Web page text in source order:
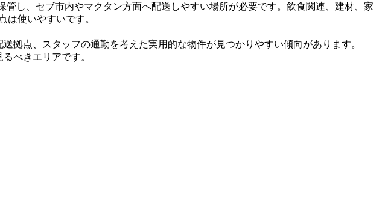
し、セブ市内やマクタン方面へ配送しやすい場所が必要です。飲食関連、建材、家
は使いやすいです。
拠点、スタッフの通勤を考えた実用的な物件が見つかりやすい傾向があります。
べきエリアです。